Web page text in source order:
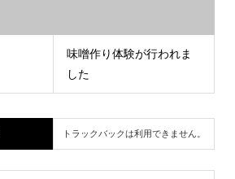
味噌作り体験が行われま
した
トラックバックは利用できません。